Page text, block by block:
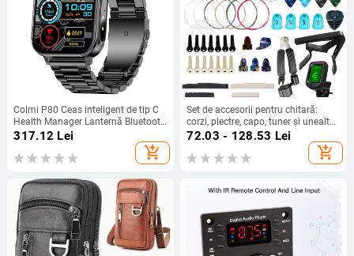
Colmi P80 Ceas inteligent de tip C
Health Manager Lanternă Bluetooth
pentru apeluri Potrivit pentru IP67
317.12 Lei
add_shopping_cart
Set de accesorii pentru chitară:
corzi, plectre, capo, tuner și unealtă
de schimbare a corzilor, în husă;
Material: metal/electronice/ABS;
Brand: XR; Pentru instrumente cu
72.03 - 128.53 Lei
add_shopping_cart